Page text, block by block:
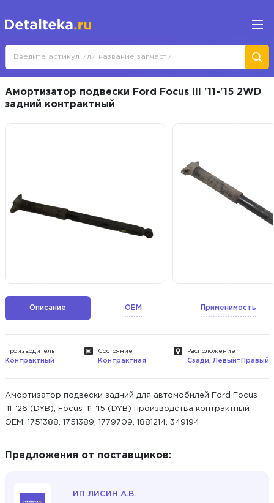
Амортизатор подвески Ford Focus III '11-'15 2WD
задний контрактный
Описание OEM Применимость
Производитель
Контрактный
Состояние
Контрактная
Расположение
Сзади, Левый=Правый
Амортизатор подвески задний для автомобилей Ford Focus
'11-'26 (DYB), Focus '11-'15 (DYB) производства контрактный
ОЕМ: 1751388, 1751389, 1779709, 1881214, 349194
Предложения от поставщиков:
ИП ЛИСИН А.В.